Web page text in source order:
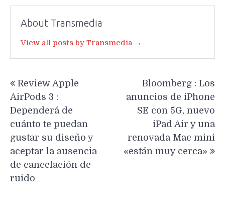
About Transmedia
View all posts by Transmedia →
de
entradas
Review Apple
AirPods 3 :
Dependerá de
cuánto te puedan
gustar su diseño y
aceptar la ausencia
de cancelación de
ruido
Bloomberg : Los
anuncios de iPhone
SE con 5G, nuevo
iPad Air y una
renovada Mac mini
«están muy cerca»